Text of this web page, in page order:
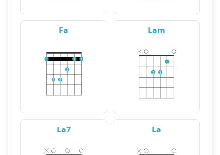
Fa
1
3 4
2
1 1
Lam
2 3
1
La7 La